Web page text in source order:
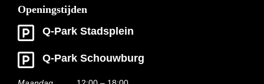
Openingstijden
Q-Park Stadsplein
Q-Park Schouwburg